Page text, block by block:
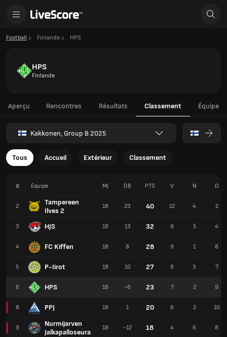
Football Finlande HPS
HPS
Finlande
Aperçu Rencontres Résultats Classement Équipe
Kakkonen, Group B 2025
Tous Accueil Extérieur Classement
# Équipe
2
Tampereen
Ilves 2
3 HJS
4 FC Kiffen
5 P-Iirot
6 HPS
8 PPJ
9
Nurmijarven
Jalkapalloseura
MJ DB PTS V N D
18 23 40 12 4 2
18 13 32 9 5 4
18 8 28 9 1 8
18 10 27 8 3 7
18 -6 23 7 2 9
18 1 20 6 2 10
18 -12 18 4 6 8